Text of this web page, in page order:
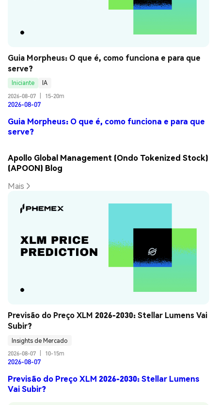
Guia Morpheus: O que é, como funciona e para que
serve?
Iniciante
IA
2026-08-07
15-20m
2026-08-07
Guia Morpheus: O que é, como funciona e para que
serve?
Apollo Global Management (Ondo Tokenized Stock)
(APOON) Blog
Mais
Previsão do Preço XLM 2026-2030: Stellar Lumens Vai
Subir?
Insights de Mercado
2026-08-07
10-15m
2026-08-07
Previsão do Preço XLM 2026-2030: Stellar Lumens
Vai Subir?